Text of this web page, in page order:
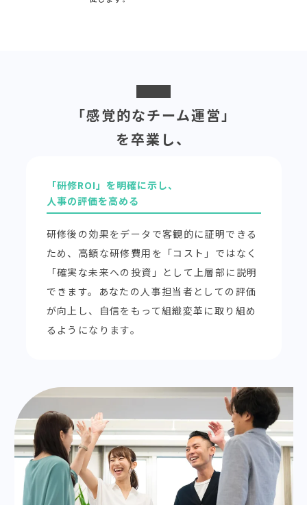
「感覚的なチーム運営」
を卒業し、
「研修ROI」を明確に示し、
人事の評価を高める
研修後の効果をデータで客観的に証明できる
ため、高額な研修費用を「コスト」ではなく
「確実な未来への投資」として上層部に説明
できます。あなたの人事担当者としての評価
が向上し、自信をもって組織変革に取り組め
るようになります。